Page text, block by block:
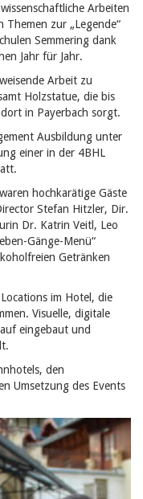
Arbeiten
zur „Legende“
Semmering dank
Jahr für Jahr.
Arbeit zu
Holzstatue, die bis
in Payerbach sorgt.
Ausbildung unter
einer in der 4BHL
hochkarätige Gäste
Stefan Hitzler, Dir.
Dr. Katrin Veitl, Leo
Gänge-Menü“
Getränken
im Hotel, die
Visuelle, digitale
eingebaut und
den
Umsetzung des Events